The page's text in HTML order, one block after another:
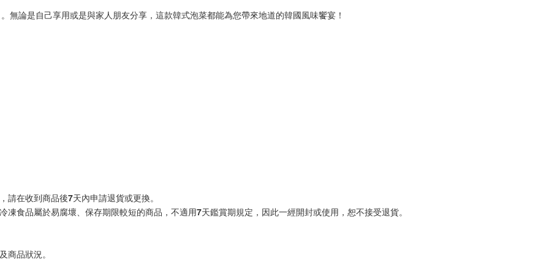
無論是自己享用或是與家人朋友分享，這款韓式泡菜都能為您帶來地道的韓國風味饗宴！
在收到商品後7天內申請退貨或更換。
食品屬於易腐壞、保存期限較短的商品，不適用7天鑑賞期規定，因此一經開封或使用，恕不接受退貨。
商品狀況。